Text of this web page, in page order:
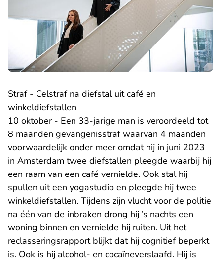
Straf - Celstraf na diefstal uit café en
winkeldiefstallen
10 oktober - Een 33-jarige man is veroordeeld tot
8 maanden gevangenisstraf waarvan 4 maanden
voorwaardelijk onder meer omdat hij in juni 2023
in Amsterdam twee diefstallen pleegde waarbij hij
een raam van een café vernielde. Ook stal hij
spullen uit een yogastudio en pleegde hij twee
winkeldiefstallen. Tijdens zijn vlucht voor de politie
na één van de inbraken drong hij ’s nachts een
woning binnen en vernielde hij ruiten. Uit het
reclasseringsrapport blijkt dat hij cognitief beperkt
is. Ook is hij alcohol- en cocaïneverslaafd. Hij is